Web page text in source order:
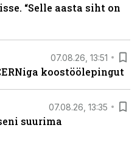
“Selle aasta siht on
07.08.26, 13:51
koostöölepingut
07.08.26, 13:35
suurima